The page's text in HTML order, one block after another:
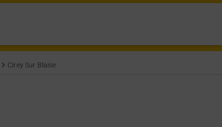
Cirey Sur Blaise